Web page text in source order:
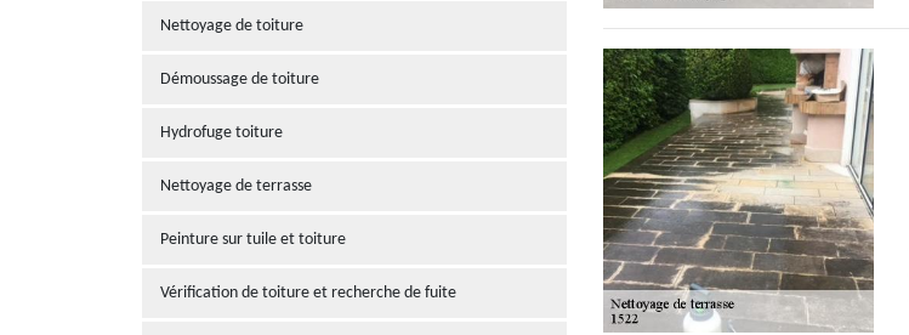
Nettoyage de toiture
Démoussage de toiture
Hydrofuge toiture
Nettoyage de terrasse
Peinture sur tuile et toiture
Vérification de toiture et recherche de fuite